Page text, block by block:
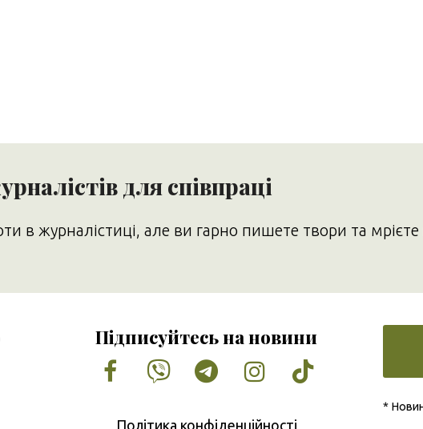
для співпраці
в журналістиці, але ви гарно пишете твори та
Підписуйтесь на новини
Facebook
VimeoTumblrInstagram
Tiktok
Політика конфіденційності
*